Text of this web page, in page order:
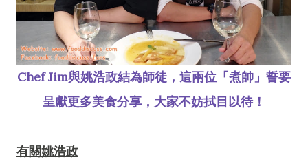
Chef Jim與姚浩政結為師徒，這兩位「煮帥」誓要
呈獻更多美食分享，大家不妨拭目以待！
有關姚浩政